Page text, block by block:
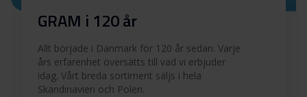
GRAM i 120 år
Allt började i Danmark för 120 år sedan. Varje
års erfarenhet översätts till vad vi erbjuder
idag. Vårt breda sortiment säljs i hela
Skandinavien och Polen.